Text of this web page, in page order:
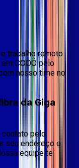
trabalho remoto
CODÓ pelo
nosso time no
da Giga
contato pelo
seu endereço e
equipe te